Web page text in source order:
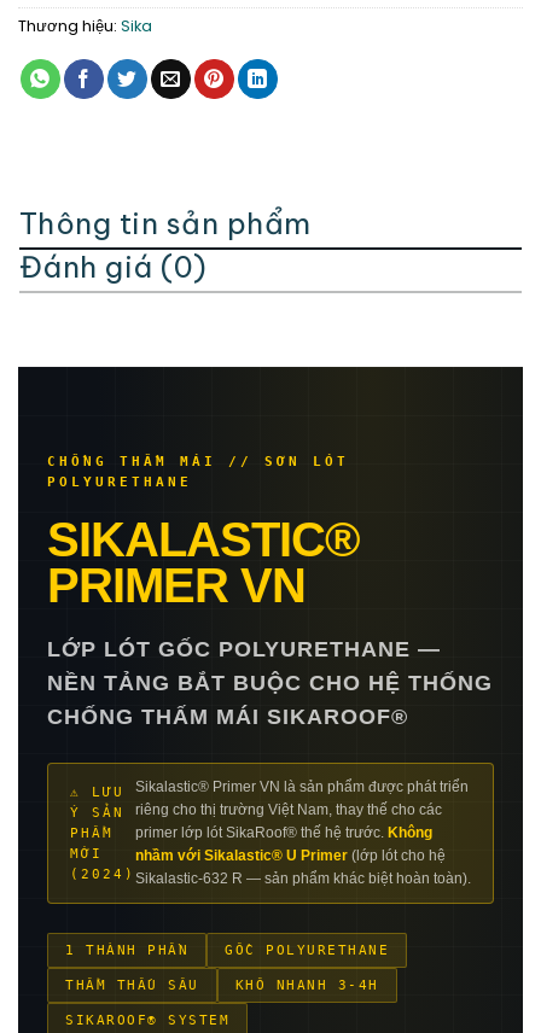
Thương hiệu: Sika
Thông tin sản phẩm
Đánh giá (0)
CHỐNG THẤM MÁI // SƠN LÓT
POLYURETHANE
SIKALASTIC®
PRIMER VN
LỚP LÓT GỐC POLYURETHANE —
NỀN TẢNG BẮT BUỘC CHO HỆ THỐNG
CHỐNG THẤM MÁI SIKAROOF®
⚠ LƯU
Ý SẢN
PHẨM
MỚI
(2024)
Sikalastic® Primer VN là sản phẩm được phát triển
riêng cho thị trường Việt Nam, thay thế cho các
primer lớp lót SikaRoof® thế hệ trước. Không
nhầm với Sikalastic® U Primer (lớp lót cho hệ
Sikalastic-632 R — sản phẩm khác biệt hoàn toàn).
1 THÀNH PHẦN GỐC POLYURETHANE
THẨM THẤU SÂU KHÔ NHANH 3-4H
SIKAROOF® SYSTEM